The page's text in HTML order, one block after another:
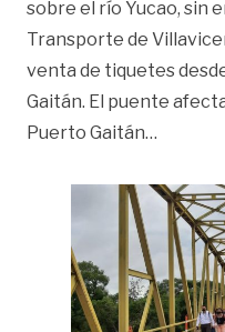
sobre el río Yucao, sin
Transporte de
venta de tiquetes
Gaitán. El puente
Puerto Gaitán…